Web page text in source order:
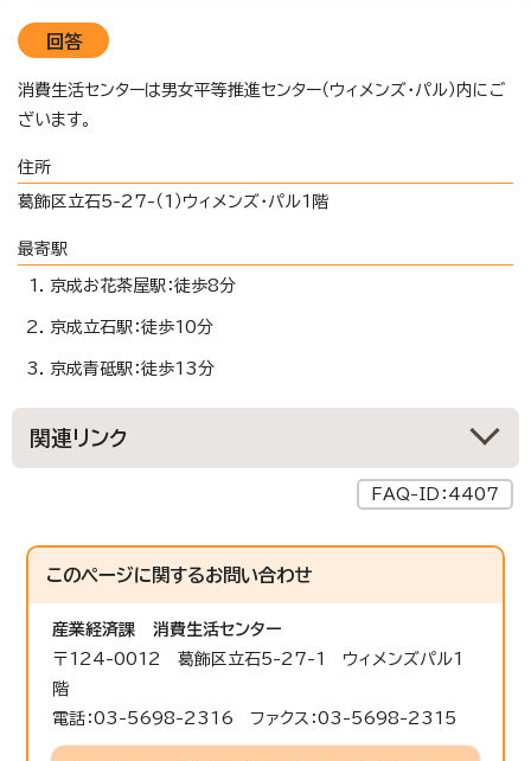
回答
消費生活センターは男女平等推進センター（ウィメンズ・パル）内にご
ざいます。
住所
葛飾区立石5-27-（1）ウィメンズ・パル1階
最寄駅
京成お花茶屋駅：徒歩8分
京成立石駅：徒歩10分
京成青砥駅：徒歩13分
関連リンク
FAQ-ID：4407
このページに関するお問い合わせ
産業経済課
消費生活センター
〒124-0012 葛飾区立石5-27-1 ウィメンズパル1
階
電話：03-5698-2316 ファクス：03-5698-2315